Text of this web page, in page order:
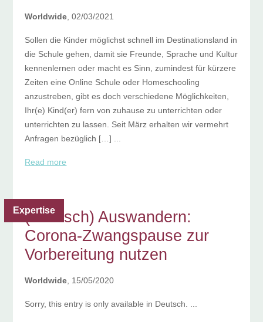
Worldwide , 02/03/2021
Sollen die Kinder möglichst schnell im Destinationsland in
die Schule gehen, damit sie Freunde, Sprache und Kultur
kennenlernen oder macht es Sinn, zumindest für kürzere
Zeiten eine Online Schule oder Homeschooling
anzustreben, gibt es doch verschiedene Möglichkeiten,
Ihr(e) Kind(er) fern von zuhause zu unterrichten oder
unterrichten zu lassen. Seit März erhalten wir vermehrt
Anfragen bezüglich […] ...
Read more
Expertise
(Deutsch) Auswandern:
Corona-Zwangspause zur
Vorbereitung nutzen
Worldwide , 15/05/2020
Sorry, this entry is only available in Deutsch. ...